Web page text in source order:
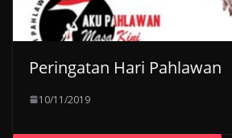
Peringatan Hari Pahlawan
10/11/2019